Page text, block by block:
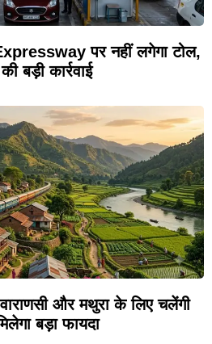
पर नहीं लगेगा टोल,
बड़ी कार्रवाई
और मथुरा के लिए चलेंगी
बड़ा फायदा